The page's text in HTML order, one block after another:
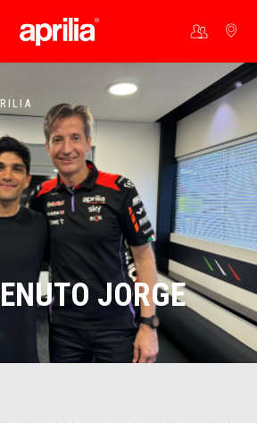
Vai al contenuto principale
JORGE